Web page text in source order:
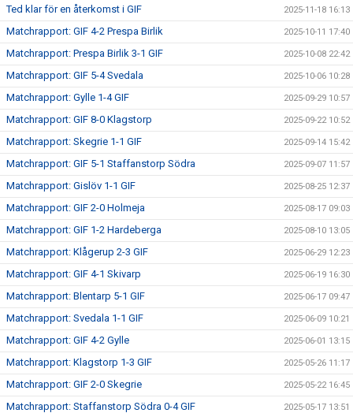
Ted klar för en återkomst i GIF 2025-11-18 16:13
Matchrapport: GIF 4-2 Prespa Birlik 2025-10-11 17:40
Matchrapport: Prespa Birlik 3-1 GIF 2025-10-08 22:42
Matchrapport: GIF 5-4 Svedala 2025-10-06 10:28
Matchrapport: Gylle 1-4 GIF 2025-09-29 10:57
Matchrapport: GIF 8-0 Klagstorp 2025-09-22 10:52
Matchrapport: Skegrie 1-1 GIF 2025-09-14 15:42
Matchrapport: GIF 5-1 Staffanstorp Södra 2025-09-07 11:57
Matchrapport: Gislöv 1-1 GIF 2025-08-25 12:37
Matchrapport: GIF 2-0 Holmeja 2025-08-17 09:03
Matchrapport: GIF 1-2 Hardeberga 2025-08-10 13:05
Matchrapport: Klågerup 2-3 GIF 2025-06-29 12:23
Matchrapport: GIF 4-1 Skivarp 2025-06-19 16:30
Matchrapport: Blentarp 5-1 GIF 2025-06-17 09:47
Matchrapport: Svedala 1-1 GIF 2025-06-09 10:21
Matchrapport: GIF 4-2 Gylle 2025-06-01 13:15
Matchrapport: Klagstorp 1-3 GIF 2025-05-26 11:17
Matchrapport: GIF 2-0 Skegrie 2025-05-22 16:45
Matchrapport: Staffanstorp Södra 0-4 GIF 2025-05-17 13:51